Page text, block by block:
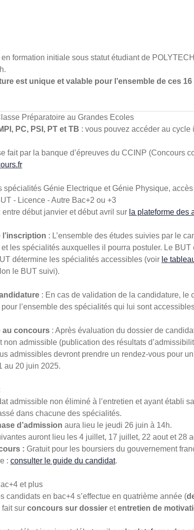
en formation initiale sous statut étudiant de
est unique et valable pour l’ensemble de ces
Préparatoire au Grandes Ecoles
PC, PSI, PT et TB : vous pouvez accéder au cycle
fait par la banque d’épreuves du CCINP (Concours
spécialités Génie Electrique et Génie Physique,
- Licence - Autre Bac+2 ou +3
début janvier et début avril sur la plateforme des
: L’ensemble des études suivies par le
les spécialités auxquelles il pourra postuler. Le
détermine les spécialités accessibles (voir le
le BUT suivi).
: En cas de validation de la candidature, le
l’ensemble des spécialités qui lui sont
au concours: Après évaluation du dossier de
non admissible (publication des résultats
admissibles devront prendre un rendez-vous pour
au 20 juin 2025.
admissible non éliminé à l’entretien et ayant établi
dans chacune des spécialités.
d’admission aura lieu le jeudi 26 juin à 14h.
auront lieu les 4 juillet, 17 juillet, 22 aout et 28
: Gratuit pour les boursiers du gouvernement
: consulter le guide du candidat.
et plus
candidats en bac+4 s’effectue en quatrième année (
fait sur concours sur dossieretentretien de